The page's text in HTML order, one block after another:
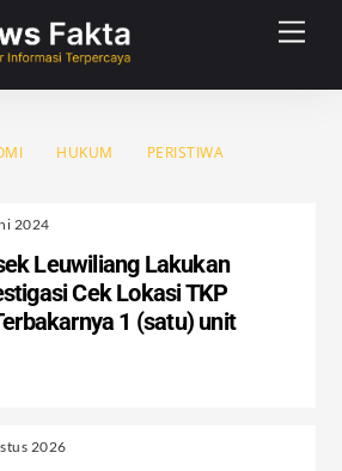
HUKUM PERISTIWA
2024
Leuwiliang Lakukan
Cek Lokasi TKP
1 (satu) unit
2026